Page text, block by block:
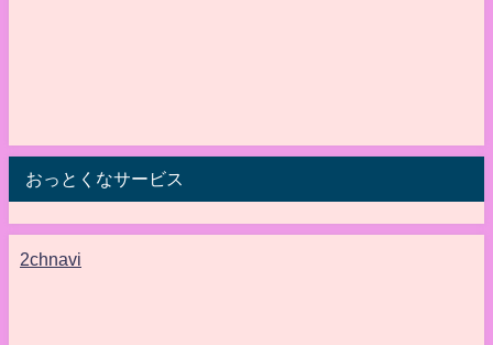
おっとくなサービス
2chnavi